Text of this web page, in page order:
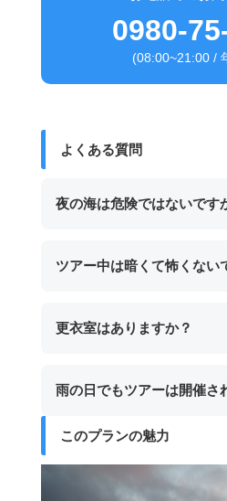
0980-
(08:00~21:00 /
よくある質問
夜の海は危険ではないです
経験豊富なガイドが必ず同
備しているため、夜でも安
ツアー中は暗くて怖くない
ツアーでは専用ライトを使
むしろ、昼間とは違う神秘
ます。
更衣室はありますか？
更衣室はありません。
うえお越しいただくか、ご
は無料でご利用いただけま
雨の日でもツアーは開催さ
ナイトツアーは星空観賞を
るため、雨天時は星が見え
その場合は、お客様とご相
このプランの魅力